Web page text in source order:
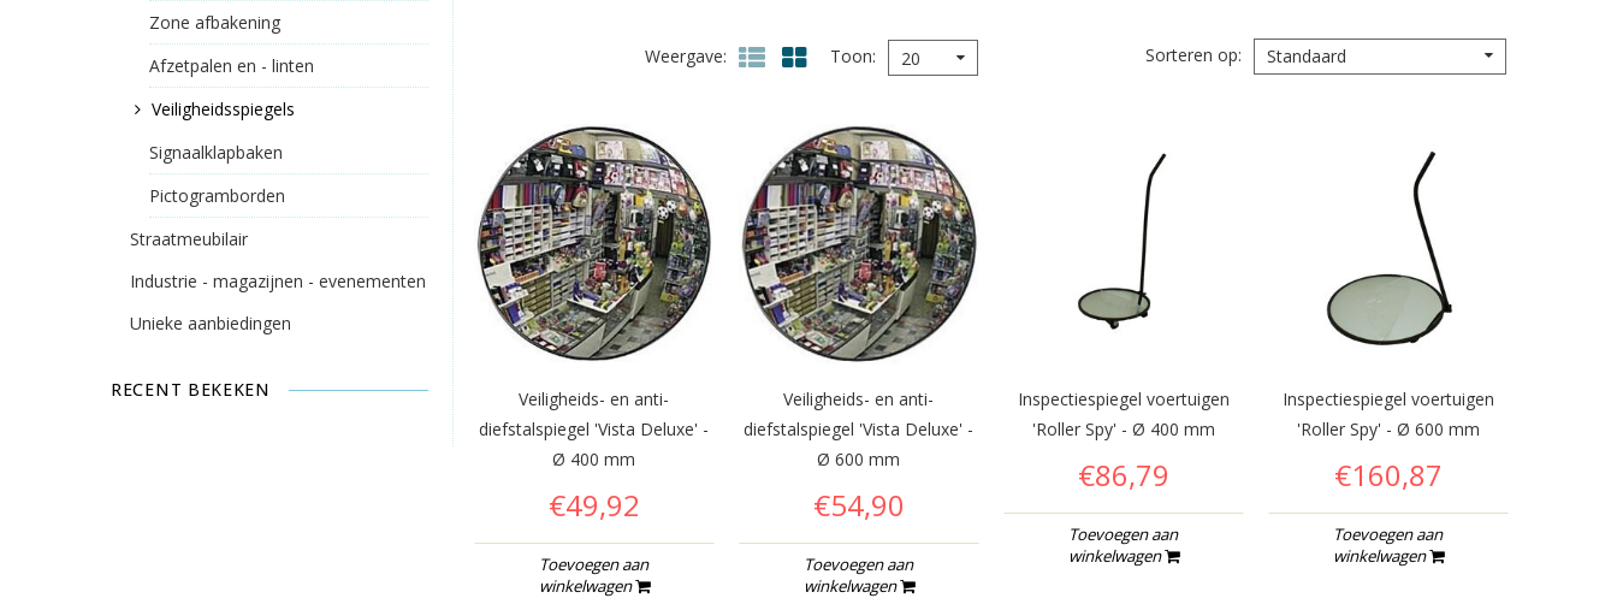
Zone afbakening
Afzetpalen en - linten
Veiligheidsspiegels
Signaalklapbaken
Pictogramborden
Straatmeubilair
Industrie - magazijnen - evenementen
Unieke aanbiedingen
RECENT BEKEKEN
Weergave Toon 20 Sorteren op Standaard
Veiligheids- en anti-
diefstalspiegel 'Vista Deluxe' -
Ø 400 mm
€49,92
Toevoegen aan
winkelwagen
Veiligheids- en anti-
diefstalspiegel 'Vista Deluxe' -
Ø 600 mm
€54,90
Toevoegen aan
winkelwagen
Inspectiespiegel voertuigen
'Roller Spy' - Ø 400 mm
€86,79
Toevoegen aan
winkelwagen
Inspectiespiegel voertuigen
'Roller Spy' - Ø 600 mm
€160,87
Toevoegen aan
winkelwagen